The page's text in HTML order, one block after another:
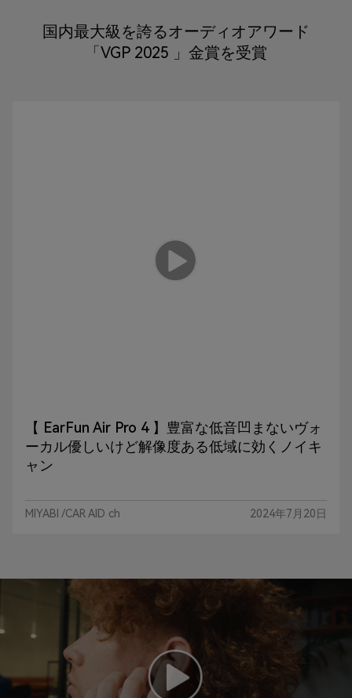
国内最大級を誇るオーディオアワード
「VGP 2025 」金賞を受賞